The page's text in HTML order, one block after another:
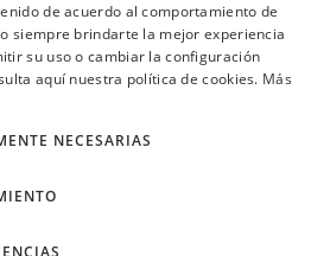
(02) 298 1300
de acuerdo al comportamiento de
siempre brindarte la mejor experiencia
su uso o cambiar la configuración
aquí nuestra política de cookies. Más
NECESARIAS